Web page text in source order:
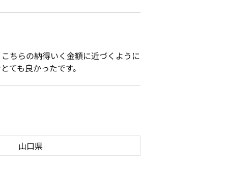
ちらの納得いく金額に近づくように
ても良かったです。
山口県